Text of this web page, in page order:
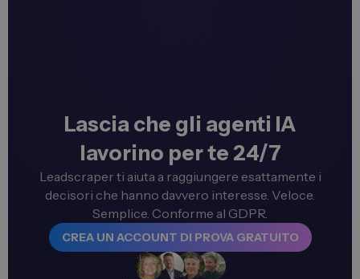
Lascia che gli agenti IA
lavorino per te 24/7
Leadscraper ti aiuta a raggiungere esattamente i
decisori che hanno davvero interesse. Veloce.
Semplice. Conforme al GDPR.
CREA UN ACCOUNT DI PROVA GRATUITO